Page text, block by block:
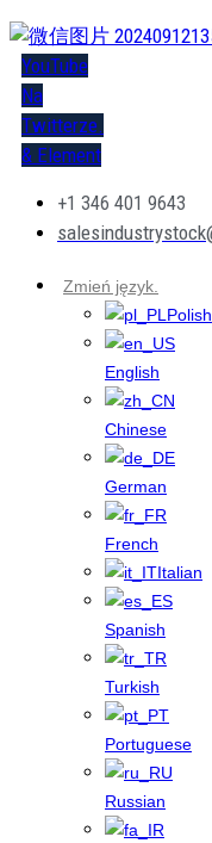
YouTube
Na
Twitterze.
& Element
+1 346 401 9643
Zmień język.
Polish
English
Chinese
German
French
Italian
Spanish
Turkish
Portuguese
Russian